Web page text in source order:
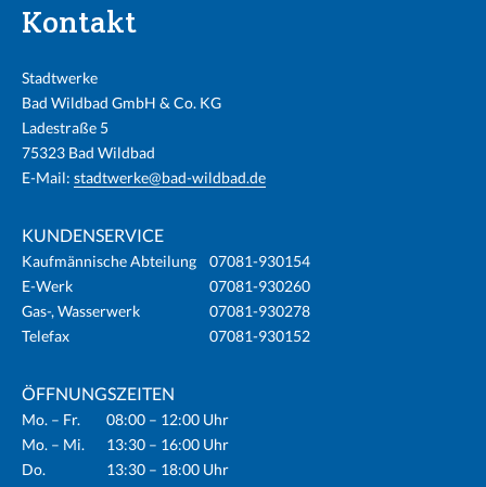
Kontakt
Stadtwerke
Bad Wildbad GmbH & Co. KG
Ladestraße 5
75323 Bad Wildbad
E-Mail: stadtwerke@bad-wildbad.de
KUNDENSERVICE
Kaufmännische Abteilung
07081-930154
E-Werk
07081-930260
Gas-, Wasserwerk
07081-930278
Telefax
07081-930152
ÖFFNUNGSZEITEN
Mo. – Fr.
08:00 – 12:00 Uhr
Mo. – Mi.
13:30 – 16:00 Uhr
Do.
13:30 – 18:00 Uhr